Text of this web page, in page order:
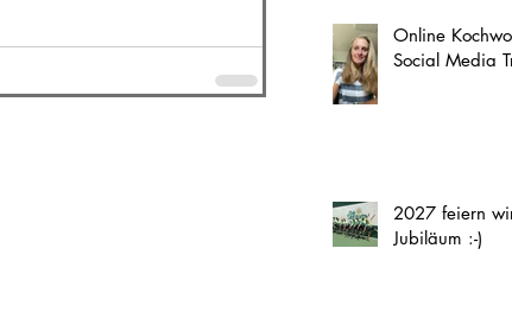
Online
Social Media
2027 feiern
Jubiläum :-)